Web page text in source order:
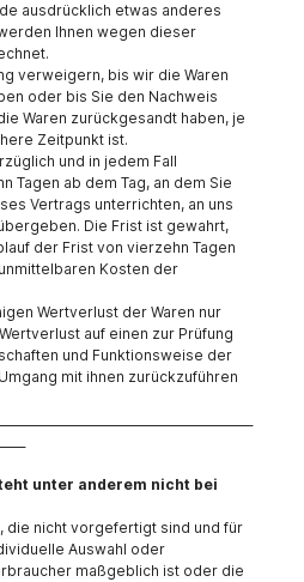
ausdrücklich etwas anderes
Ihnen wegen dieser
verweigern, bis wir die Waren
oder bis Sie den Nachweis
Waren zurückgesandt haben, je
Zeitpunkt ist.
und in jedem Fall
Tagen ab dem Tag, an dem Sie
Vertrags unterrichten, an uns
Die Frist ist gewahrt,
der Frist von vierzehn Tagen
Kosten der
Wertverlust der Waren nur
auf einen zur Prüfung
und Funktionsweise der
mit ihnen zurückzuführen
unter anderem nicht bei
die nicht vorgefertigt sind und für
Auswahl oder
maßgeblich ist oder die